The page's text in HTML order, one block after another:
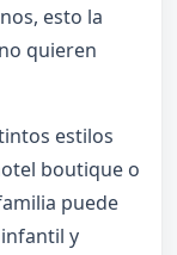
esto la
quieren
estilos
boutique o
puede
y